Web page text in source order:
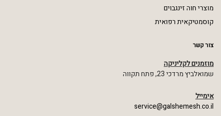
מוצרי חוה זינגבוים
קוסמטיקאית רפואית
צור קשר
מוזמנים לקליניקה
שמואלביץ מרדכי 23, פתח תקווה
אימייל
service@galshemesh.co.il